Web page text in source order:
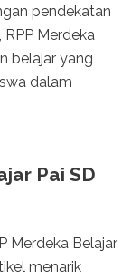
pendekatan
Merdeka
belajar yang
dalam
Pai SD
Merdeka Belajar
menarik